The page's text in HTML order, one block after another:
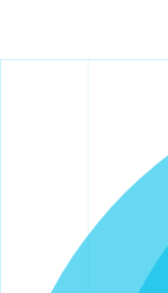
ママの才
表現ステ
ンスを表